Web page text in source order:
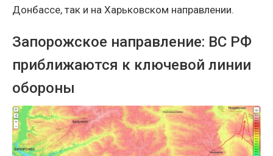
Донбассе, так и на Харьковском направлении.
Запорожское направление: ВС РФ
приближаются к ключевой линии
обороны